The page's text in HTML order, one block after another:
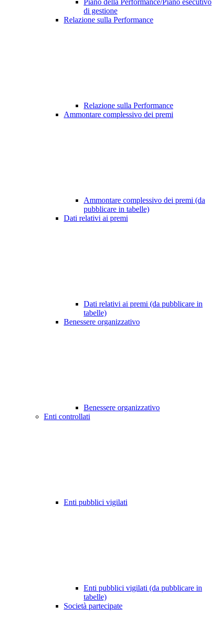
Piano della Performance/Piano esecutivo
di gestione
Relazione sulla Performance
Relazione sulla Performance
Ammontare complessivo dei premi
Ammontare complessivo dei premi (da
pubblicare in tabelle)
Dati relativi ai premi
Dati relativi ai premi (da pubblicare in
tabelle)
Benessere organizzativo
Benessere organizzativo
Enti controllati
Enti pubblici vigilati
Enti pubblici vigilati (da pubblicare in
tabelle)
Società partecipate